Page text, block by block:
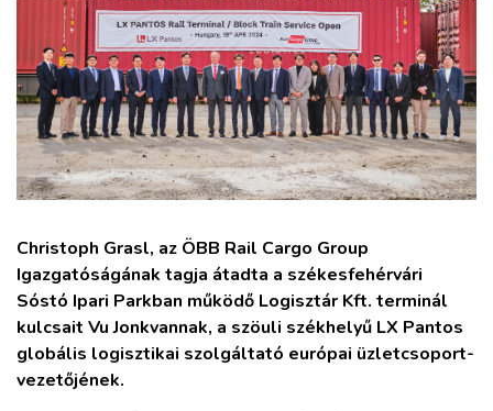
HAJÓZÁS
BLOG
ARCHÍVUM
BELÉPÉS
REGISZTRÁCIÓ
Christoph Grasl, az ÖBB Rail Cargo Group
Igazgatóságának tagja átadta a székesfehérvári
Sóstó Ipari Parkban működő Logisztár Kft. terminál
kulcsait Vu Jonkvannak, a szöuli székhelyű LX Pantos
globális logisztikai szolgáltató európai üzletcsoport-
vezetőjének.